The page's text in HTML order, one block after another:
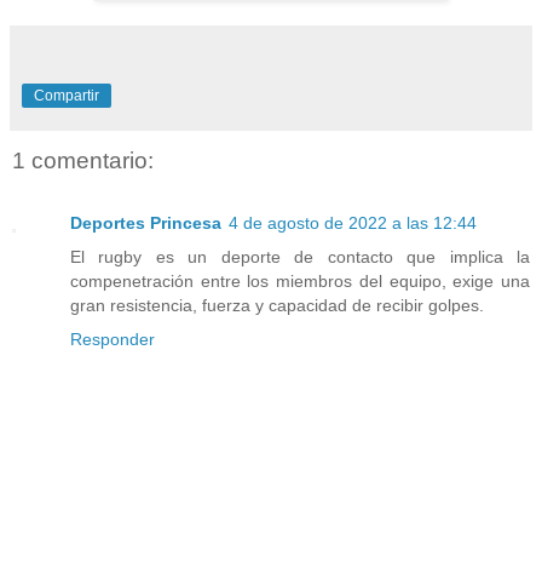
Compartir
1 comentario:
Deportes Princesa 4 de agosto de 2022 a las 12:44
El rugby es un deporte de contacto que implica la
compenetración entre los miembros del equipo, exige una
gran resistencia, fuerza y capacidad de recibir golpes.
Responder